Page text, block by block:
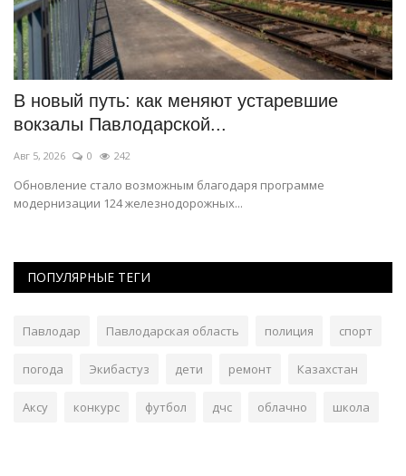
В новый путь: как меняют устаревшие
вокзалы Павлодарской...
Авг 5, 2026 0 242
Обновление стало возможным благодаря программе
модернизации 124 железнодорожных...
ПОПУЛЯРНЫЕ ТЕГИ
Павлодар Павлодарская область полиция спорт
погода Экибастуз дети ремонт Казахстан
Аксу конкурс футбол дчс облачно школа